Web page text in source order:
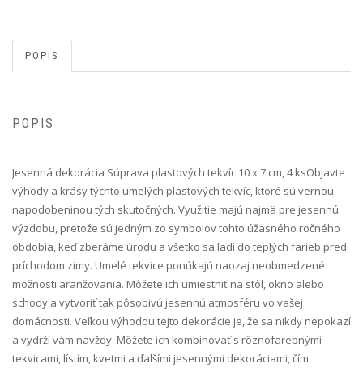
POPIS
POPIS
Jesenná dekorácia Súprava plastových tekvíc 10 x 7 cm, 4 ks Objavte
výhody a krásy týchto umelých plastových tekvíc, ktoré sú vernou
napodobeninou tých skutočných. Využitie majú najmä pre jesennú
výzdobu, pretože sú jedným zo symbolov tohto úžasného ročného
obdobia, keď zberáme úrodu a všetko sa ladí do teplých farieb pred
príchodom zimy. Umelé tekvice ponúkajú naozaj neobmedzené
možnosti aranžovania. Môžete ich umiestniť na stôl, okno alebo
schody a vytvoriť tak pôsobivú jesennú atmosféru vo vašej
domácnosti. Veľkou výhodou tejto dekorácie je, že sa nikdy nepokazí
a vydrží vám navždy. Môžete ich kombinovať s rôznofarebnými
tekvicami, lístím, kvetmi a ďalšími jesennými dekoráciami, čím